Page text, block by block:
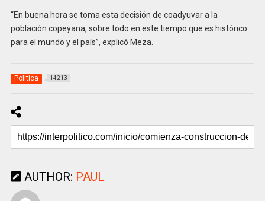
“En buena hora se toma esta decisión de coadyuvar a la
población copeyana, sobre todo en este tiempo que es histórico
para el mundo y el país”, explicó Meza.
Politica 14213
AUTHOR: PAUL